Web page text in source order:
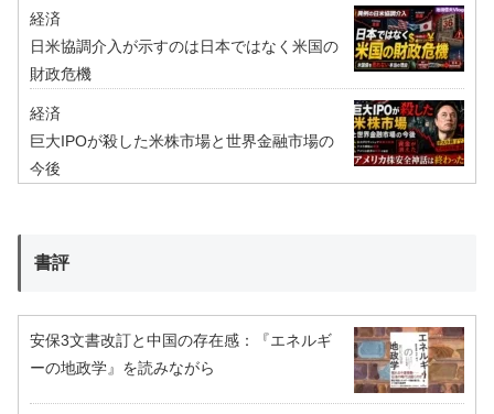
経済
日米協調介入が示すのは日本ではなく米国の
財政危機
経済
巨大IPOが殺した米株市場と世界金融市場の
今後
書評
安保3文書改訂と中国の存在感：『エネルギ
ーの地政学』を読みながら